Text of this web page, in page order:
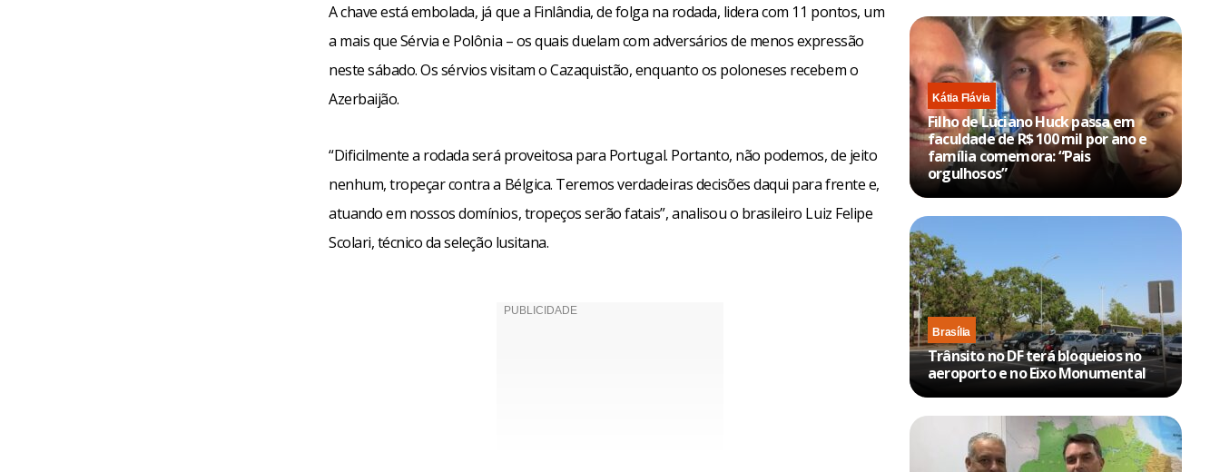
A chave está embolada, já que a Finlândia, de folga na rodada, lidera com 11 pontos, um
a mais que Sérvia e Polônia – os quais duelam com adversários de menos expressão
neste sábado. Os sérvios visitam o Cazaquistão, enquanto os poloneses recebem o
Azerbaijão.
“Dificilmente a rodada será proveitosa para Portugal. Portanto, não podemos, de jeito
nenhum, tropeçar contra a Bélgica. Teremos verdadeiras decisões daqui para frente e,
atuando em nossos domínios, tropeços serão fatais”, analisou o brasileiro Luiz Felipe
Scolari, técnico da seleção lusitana.
Kátia Flávia
Filho de Luciano Huck passa em
faculdade de R$ 100 mil por ano e
família comemora: “Pais
orgulhosos”
Brasília
Trânsito no DF terá bloqueios no
aeroporto e no Eixo Monumental